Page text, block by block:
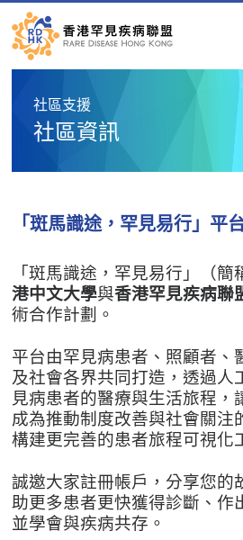
社區支援
社區資訊
「斑馬識途，罕見易行」平
「斑馬識途，罕見易行」（簡
港中文大學與香港罕見疾病聯
術合作計劃。
平台由罕見病患者、照顧者、
及社會各界共同打造，透過人
見病患者的醫療與生活旅程，
成為推動制度改善與社會關注
構建更完善的患者旅程可視化
誠邀大家註冊帳戶，分享您的
助更多患者更快獲得診斷、作
並學會與疾病共存。